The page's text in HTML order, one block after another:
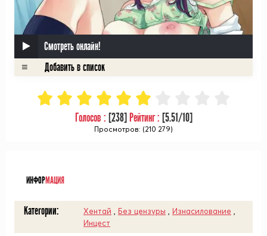
Смотреть онлайн!
Голосов : [238] Рейтинг : [5.51/10]
Просмотров: (210 279)
ИНФОРМАЦИЯ
Категории: Хентай Без цензуры Изнасилование
Инцест